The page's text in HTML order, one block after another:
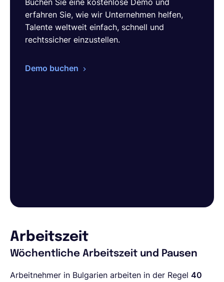
Buchen Sie eine kostenlose Demo und
erfahren Sie, wie wir Unternehmen helfen,
Talente weltweit einfach, schnell und
rechtssicher einzustellen.
Demo buchen
Arbeitszeit
Wöchentliche Arbeitszeit und Pausen
Arbeitnehmer in Bulgarien arbeiten in der Regel 40